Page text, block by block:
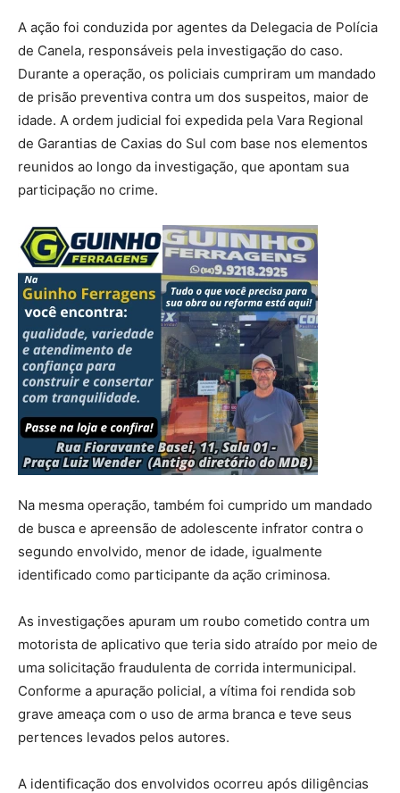
A ação foi conduzida por agentes da Delegacia de Polícia
de Canela, responsáveis pela investigação do caso.
Durante a operação, os policiais cumpriram um mandado
de prisão preventiva contra um dos suspeitos, maior de
idade. A ordem judicial foi expedida pela Vara Regional
de Garantias de Caxias do Sul com base nos elementos
reunidos ao longo da investigação, que apontam sua
participação no crime.
Na mesma operação, também foi cumprido um mandado
de busca e apreensão de adolescente infrator contra o
segundo envolvido, menor de idade, igualmente
identificado como participante da ação criminosa.
As investigações apuram um roubo cometido contra um
motorista de aplicativo que teria sido atraído por meio de
uma solicitação fraudulenta de corrida intermunicipal.
Conforme a apuração policial, a vítima foi rendida sob
grave ameaça com o uso de arma branca e teve seus
pertences levados pelos autores.
A identificação dos envolvidos ocorreu após diligências